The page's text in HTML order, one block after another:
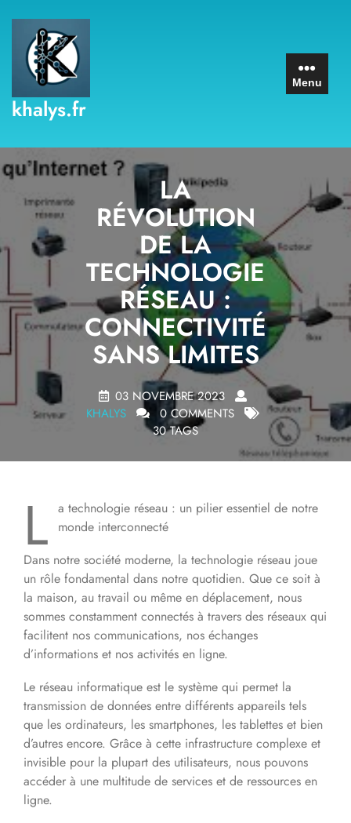
content
khalys.fr
Menu
LA
RÉVOLUTION
DE LA
TECHNOLOGIE
RÉSEAU :
CONNECTIVITÉ
SANS LIMITES
03 NOVEMBRE 2023
KHALYS
0 COMMENTS
30 TAGS
L a technologie réseau : un pilier essentiel de notre
monde interconnecté
Dans notre société moderne, la technologie réseau joue
un rôle fondamental dans notre quotidien. Que ce soit à
la maison, au travail ou même en déplacement, nous
sommes constamment connectés à travers des réseaux qui
facilitent nos communications, nos échanges
d’informations et nos activités en ligne.
Le réseau informatique est le système qui permet la
transmission de données entre différents appareils tels
que les ordinateurs, les smartphones, les tablettes et bien
d’autres encore. Grâce à cette infrastructure complexe et
invisible pour la plupart des utilisateurs, nous pouvons
accéder à une multitude de services et de ressources en
ligne.